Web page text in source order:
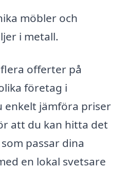
möbler och
i metall.
offerter på
företag i
enkelt jämföra priser
att du kan hitta det
passar dina
en lokal svetsare